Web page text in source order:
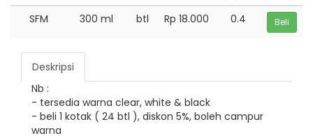
SFM
300 ml btl Rp 18.000 0.4 Beli
Deskripsi
Nb :
- tersedia warna clear, white & black
- beli 1 kotak ( 24 btl ), diskon 5%, boleh campur
warna